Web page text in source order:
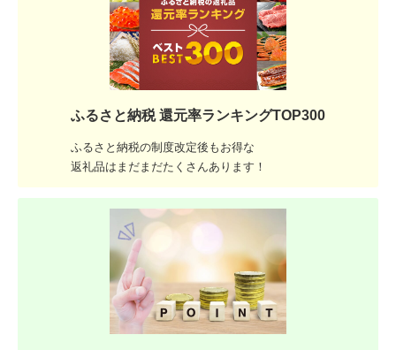
ふるさと納税 還元率ランキングTOP300
ふるさと納税の制度改定後もお得な
返礼品はまだまだたくさんあります！